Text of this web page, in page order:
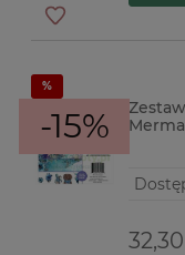
-15%
32,30